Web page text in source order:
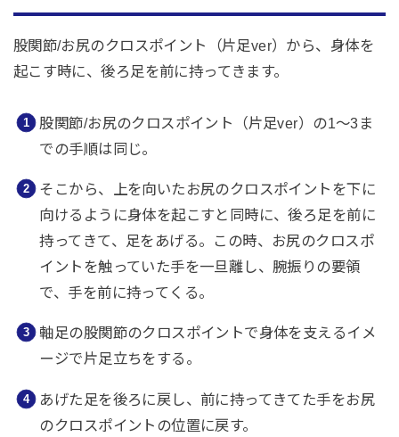
股関節/お尻のクロスポイント（片足ver）から、身体を
起こす時に、後ろ足を前に持ってきます。
股関節/お尻のクロスポイント（片足ver）の1〜3ま
での手順は同じ。
そこから、上を向いたお尻のクロスポイントを下に
向けるように身体を起こすと同時に、後ろ足を前に
持ってきて、足をあげる。この時、お尻のクロスポ
イントを触っていた手を一旦離し、腕振りの要領
で、手を前に持ってくる。
軸足の股関節のクロスポイントで身体を支えるイメ
ージで片足立ちをする。
あげた足を後ろに戻し、前に持ってきてた手をお尻
のクロスポイントの位置に戻す。